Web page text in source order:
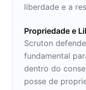
liberdade e a
Propriedade e
Scruton
fundamental
dentro do
posse de